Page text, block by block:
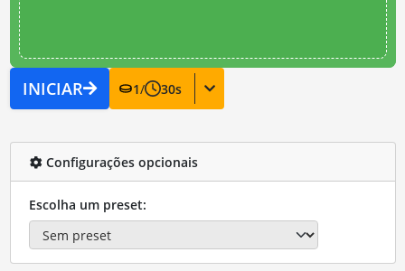
INICIAR 1/ 30s
Configurações opcionais
Escolha um preset: